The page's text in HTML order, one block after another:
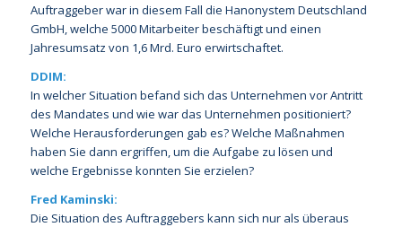
Auftraggeber war in diesem Fall die Hanonystem Deutschland
GmbH, welche 5000 Mitarbeiter beschäftigt und einen
Jahresumsatz von 1,6 Mrd. Euro erwirtschaftet.
DDIM:
In welcher Situation befand sich das Unternehmen vor Antritt
des Mandates und wie war das Unternehmen positioniert?
Welche Herausforderungen gab es? Welche Maßnahmen
haben Sie dann ergriffen, um die Aufgabe zu lösen und
welche Ergebnisse konnten Sie erzielen?
Fred Kaminski:
Die Situation des Auftraggebers kann sich nur als überaus